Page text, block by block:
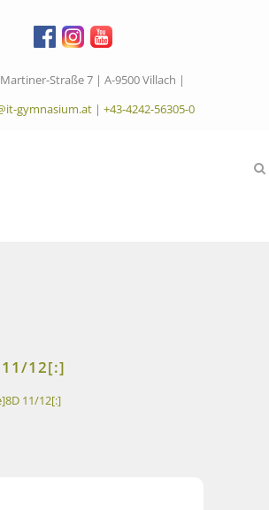
Straße 7 | A-9500 Villach |
gymnasium.at| +43-4242-56305-0
11/12[:]
11/12[:]